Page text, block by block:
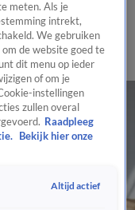
redactiePanelVideo's
meten. Als je
intrekt,
We gebruiken
de website goed te
dit menu op ieder
of om je
instellingen
zullen overal
Raadpleeg
Bekijk hier onze
Altijd actief